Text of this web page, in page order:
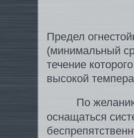
Предел
(минимальный
течение
высокой
По желанию
оснащаться